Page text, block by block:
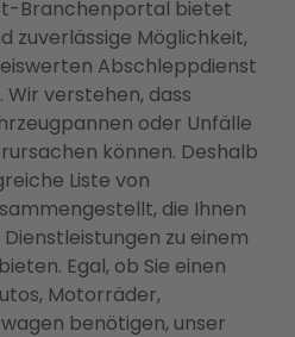
Branchenportal bietet
zuverlässige Möglichkeit,
Abschleppdienst
Wir verstehen, dass
oder Unfälle
können. Deshalb
Liste von
die Ihnen
zu einem
Egal, ob Sie einen
Motorräder,
benötigen, unser